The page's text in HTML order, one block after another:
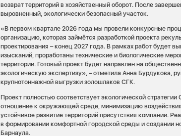
возврат территорий в хозяйственный оборот. После
выровненный, экологически безопасный участок.
«В первом квартале 2026 года мы провели конкурсные
организацию, которая займётся разработкой проекта
проектирования – конец 2027 года. В рамках работ будет
изысканий, проработаны технические и биологические
территории. Готовый проект будет направлен на
экологическую экспертизу», – отметила Анна Бурдукова,
крупнотоннажной выгрузки золошлаков СГК.
Проект полностью соответствует экологической
отношение к окружающей среде, минимизацию
устойчивое развитие территорий присутствия компании.
в формировании комфортной городской среды и создании
Барнаула.